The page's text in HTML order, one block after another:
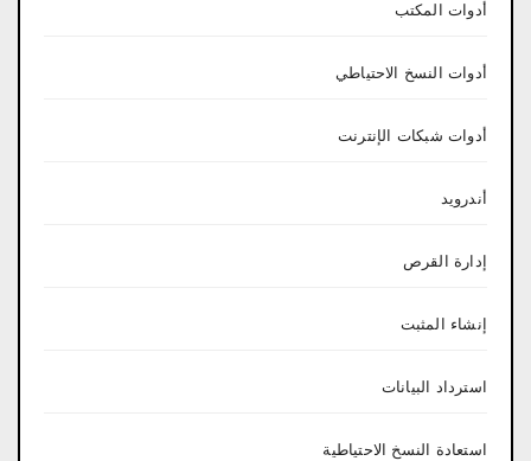
أدوات المكتب
أدوات النسخ الاحتياطي
أدوات شبكات الإنترنت
أندرويد
إدارة القرص
إنشاء المثبت
استرداد البيانات
استعادة النسخ الاحتياطية